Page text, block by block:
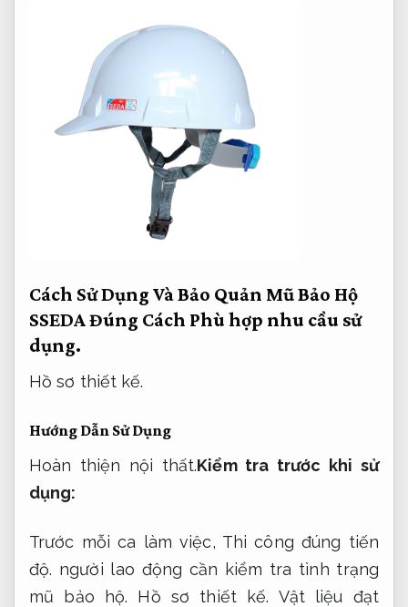
Cách Sử Dụng Và Bảo Quản Mũ Bảo Hộ
SSEDA Đúng Cách Phù hợp nhu cầu sử
dụng.
Hồ sơ thiết kế.
Hướng Dẫn Sử Dụng
Hoàn thiện nội thất.Kiểm tra trước khi sử
dụng:
Trước mỗi ca làm việc, Thi công đúng tiến
độ. người lao động cần kiểm tra tình trạng
mũ bảo hộ. Hồ sơ thiết kế. Vật liệu đạt